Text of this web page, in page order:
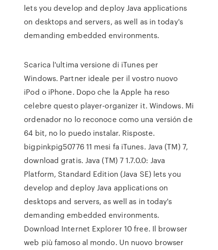
lets you develop and deploy Java applications
on desktops and servers, as well as in today's
demanding embedded environments.
Scarica l'ultima versione di iTunes per
Windows. Partner ideale per il vostro nuovo
iPod o iPhone. Dopo che la Apple ha reso
celebre questo player-organizer it. Windows. Mi
ordenador no lo reconoce como una versión de
64 bit, no lo puedo instalar. Risposte.
bigpinkpig50776 11 mesi fa iTunes. Java (TM) 7,
download gratis. Java (TM) 7 1.7.0.0: Java
Platform, Standard Edition (Java SE) lets you
develop and deploy Java applications on
desktops and servers, as well as in today's
demanding embedded environments.
Download Internet Explorer 10 free. Il browser
web più famoso al mondo. Un nuovo browser